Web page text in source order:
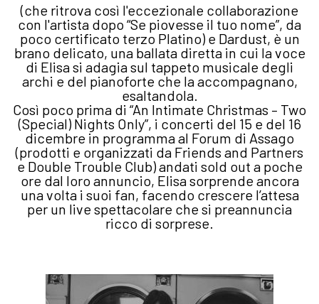
(che ritrova così l'eccezionale collaborazione
con l'artista dopo “Se piovesse il tuo nome”, da
poco certificato terzo Platino) e Dardust, è un
brano delicato, una ballata diretta in cui la voce
di Elisa si adagia sul tappeto musicale degli
archi e del pianoforte che la accompagnano,
esaltandola.
Così poco prima di “An Intimate Christmas – Two
(Special) Nights Only”, i concerti del 15 e del 16
dicembre in programma al Forum di Assago
(prodotti e organizzati da Friends and Partners
e Double Trouble Club) andati sold out a poche
ore dal loro annuncio, Elisa sorprende ancora
una volta i suoi fan, facendo crescere l’attesa
per un live spettacolare che si preannuncia
ricco di sorprese.